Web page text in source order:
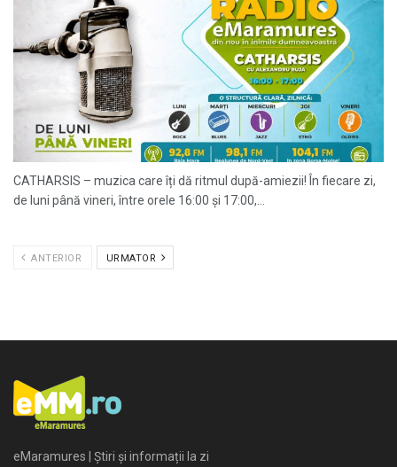
CATHARSIS – muzica care îți dă ritmul după-amiezii! În fiecare zi,
de luni până vineri, între orele 16:00 și 17:00,...
ANTERIOR URMATOR
eMaramures | Știri și informații la zi